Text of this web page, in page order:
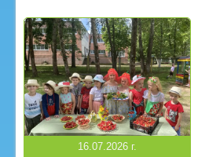
16.07.2026 г.